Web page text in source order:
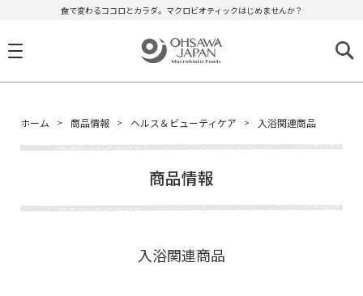
食で変わるココロとカラダ。マクロビオティックはじめませんか？
ホーム 商品情報 ヘルス＆ビューティケア 入浴関連商品
商品情報
入浴関連商品